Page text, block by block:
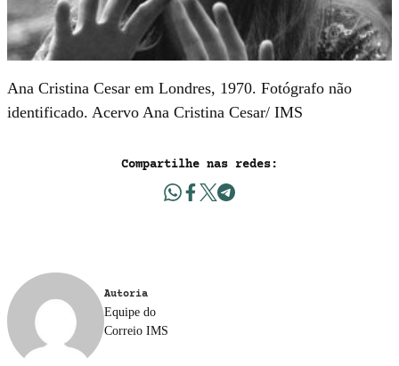
Ana Cristina Cesar em Londres, 1970. Fotógrafo não
identificado. Acervo Ana Cristina Cesar/ IMS
Compartilhe nas redes:
Autoria
Equipe do
Correio IMS